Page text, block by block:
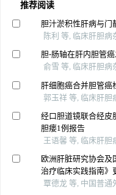
推荐阅读
胆汁淤积性肝病与门
陈利 等, 临床肝胆病
胆-肠轴在肝内胆管
俞雪 等, 临床肝胆病
肝细胞癌合并胆管癌
郭玉祥 等, 临床肝胆
经口胆道镜联合经皮
胆瘘1例报告
王语馨 等, 临床肝胆
欧洲肝脏研究协会及
治疗临床实践指南》
覃德龙 等, 中国普通